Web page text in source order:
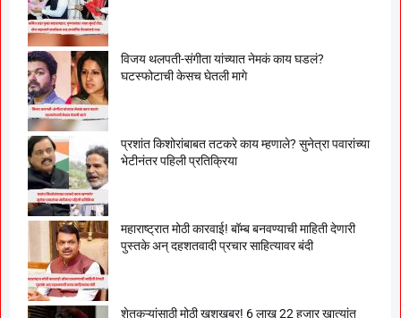
विजय थलपती-संगीता यांच्यात नेमकं काय घडलं?
घटस्फोटाची केसच घेतली मागे
प्रशांत किशोरांबाबत तटकरे काय म्हणाले? सुनेत्रा पवारांच्या
भेटीनंतर पहिली प्रतिक्रिया
महाराष्ट्रात मोठी कारवाई! बॉम्ब बनवण्याची माहिती देणारी
पुस्तके अन् दहशतवादी प्रचार साहित्यावर बंदी
शेतकऱ्यांसाठी मोठी खुशखबर! 6 लाख 22 हजार खात्यांत